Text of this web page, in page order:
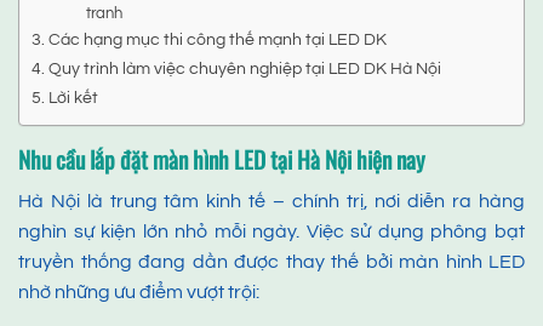
tranh
Các hạng mục thi công thế mạnh tại LED DK
Quy trình làm việc chuyên nghiệp tại LED DK Hà Nội
Lời kết
Nhu cầu lắp đặt màn hình LED tại Hà Nội hiện nay
Hà Nội là trung tâm kinh tế – chính trị, nơi diễn ra hàng
nghìn sự kiện lớn nhỏ mỗi ngày. Việc sử dụng phông bạt
truyền thống đang dần được thay thế bởi màn hình LED
nhờ những ưu điểm vượt trội: